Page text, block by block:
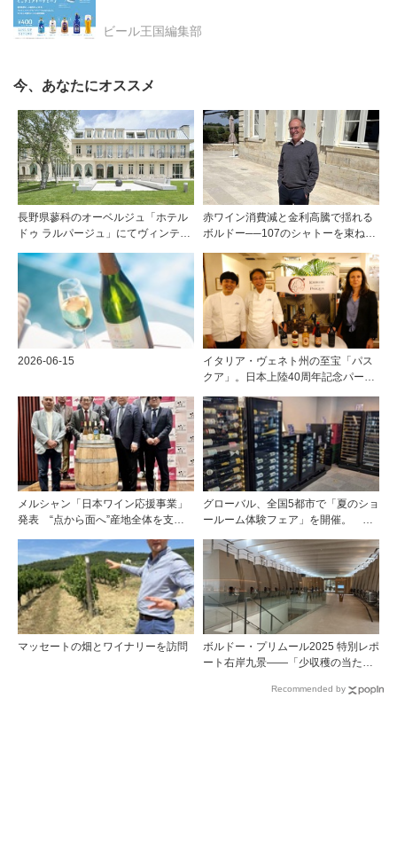
ビール王国編集部
今、あなたにオススメ
長野県蓼科のオーベルジュ「ホテル
ドゥ ラルパージュ」にてヴィンテー
『シャトー・ペトリュス 1976年』ほ
か計7アイテムのワインペアリング
赤ワイン消費減と金利高騰で揺れる
ボルドー──107のシャトーを束ねる
革
2026-06-15
イタリア・ヴェネト州の至宝「パス
クア」。日本上陸40周年記念パーテ
メルシャン「日本ワイン応援事業」
発表 “点から面へ”産地全体を支え
グローバル、全国5都市で「夏のショ
ールーム体験フェア」を開催。 ワ
験！！
マッセートの畑とワイナリーを訪問
ボルドー・プリムール2025 特別レポ
ート右岸九景――「少収穫の当たり
ンテミリオン 有力9シャトー訪問記
Recommended by